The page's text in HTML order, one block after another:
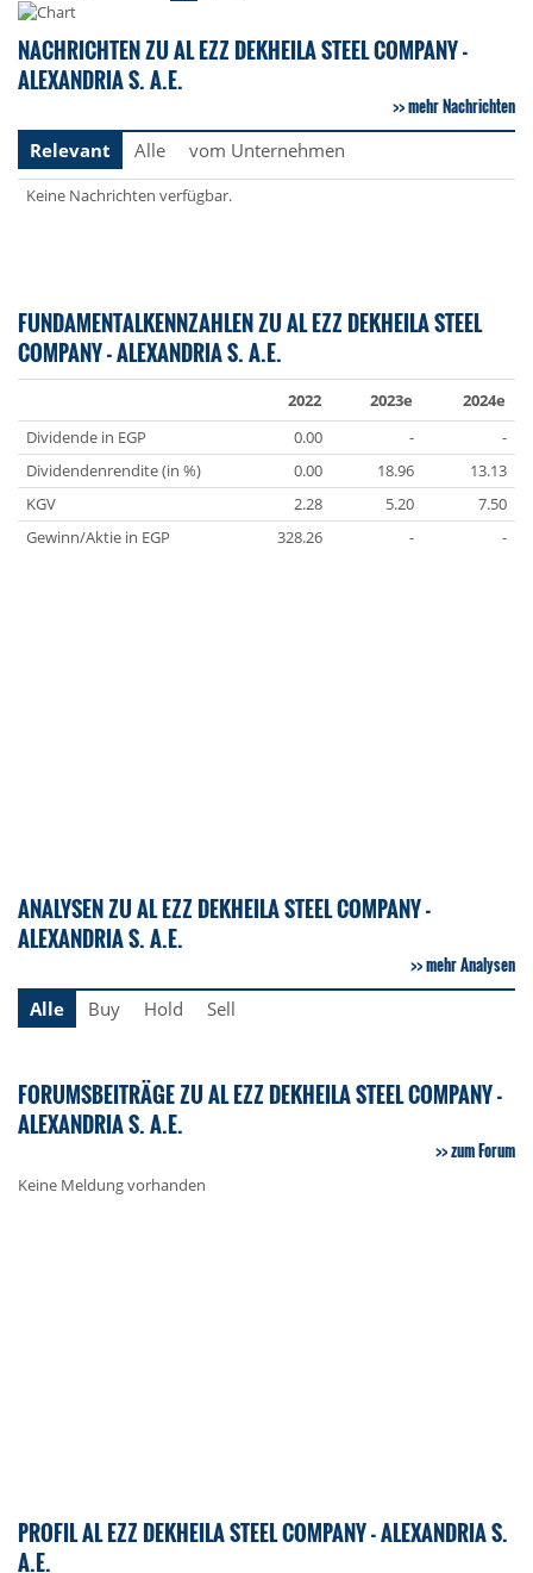
NACHRICHTEN ZU AL EZZ DEKHEILA STEEL COMPANY -
ALEXANDRIA S. A.E.
mehr Nachrichten
Relevant
Alle vom Unternehmen
Keine Nachrichten verfügbar.
FUNDAMENTALKENNZAHLEN ZU AL EZZ DEKHEILA STEEL
COMPANY - ALEXANDRIA S. A.E.
2022 2023e
2024e
Dividende in EGP
0.00 -
-
Dividendenrendite (in %)
0.00 18.96
13.13
KGV
2.28 5.20
7.50
Gewinn/Aktie in EGP
328.26 - -
ANALYSEN ZU AL EZZ DEKHEILA STEEL COMPANY -
ALEXANDRIA S. A.E.
mehr Analysen
Alle
Buy Hold Sell
FORUMSBEITRÄGE ZU AL EZZ DEKHEILA STEEL COMPANY -
ALEXANDRIA S. A.E.
zum Forum
Keine Meldung vorhanden
PROFIL AL EZZ DEKHEILA STEEL COMPANY - ALEXANDRIA S.
A.E.